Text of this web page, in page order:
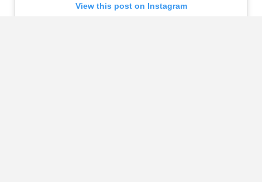
View this post on Instagram